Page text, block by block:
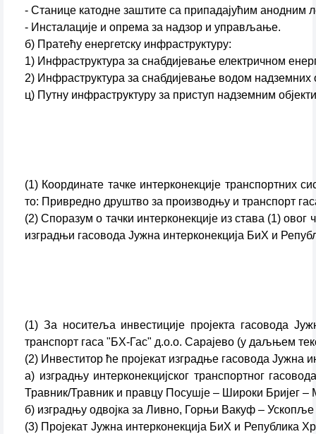
- Станице катодне заштите са припадајућим анодним
- Инсталације и опрема за надзор и управљање.
б) Пратећу енергетску инфраструктуру:
1) Инфраструктура за снабдијевање електричном
2) Инфраструктура за снабдијевање водом надземних
ц) Путну инфраструктуру за приступ надземним
(1) Координате тачке интерконекције транспортних
то: Привредно друштво за производњу и транспорт
(2) Споразум о тачки интерконекције из става (1)
изградњи гасовода Јужна интерконекција БиХ и
(1) За носитеља инвестиције пројекта гасовода
транспорт гаса "БХ-Гас" д.о.о. Сарајево (у даљњем
(2) Инвеститор ће пројекат изградње гасовода Јужна
а) изградњу интерконекцијског транспортног
Травник/Травник и правцу Посушје – Широки Бријег –
б) изградњу одвојка за Ливно, Горњи Вакуф – Ускопље
(3) Пројекат Јужна интерконекција БиХ и Република